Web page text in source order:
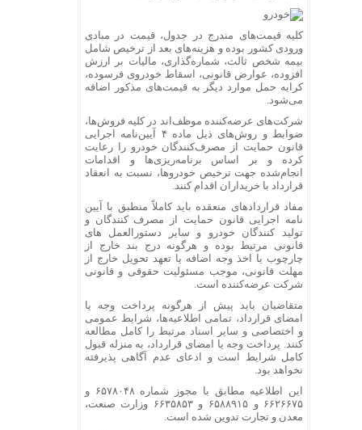
کلیه قیمت‌های مندرج در جدول، قیمت در مبادی
ورودی کشور بوده و هزینه‌های بعد از ترخیص شامل
بیمه شخص ثالث، شماره‌گذاری، مالیات بر ارزش
افزوده، عوارض قانونی، اسقاط خودروی فرسوده،
کرایه حمل موارد دیگر به قیمت‌های مذکور اضافه
می‌شود.
شرکت‌های عرضه‌کننده موظف‌اند در کلیه فروش‌ها،
ضوابط و روش‌های ذیل ماده ۴ آیین‌نامه اجرایی
قانون حمایت از مصرف‌کنندگان خودرو را رعایت
کرده و بر اساس برنامه‌ریزی‌ها و اقدامات
انجام‌شده جهت ترخیص خودروها، نسبت به انعقاد
قرارداد با خریداران اقدام کنند.
مفاد قراردادهای منعقده باید کاملاً منطبق با آیین
نامه اجرایی قانون حمایت از مصرف کنندگان و
تولید کنندگان خودرو و سایر دستورالعمل های
قانونی مرتبط بوده و هرگونه درج بند خارج از
چارچوب یا اخذ وجه اضافه یا تعهد تحویل خارج از
مهلت قانونی، موجب مسئولیت حقوقی و قانونی
شرکت عرضه‌کننده است.
متقاضیان باید پیش از هرگونه پرداخت وجه یا
امضای قرارداد، تمامی اطلاعیه‌ها، شرایط عمومی
و اختصاصی و سایر اسناد مرتبط را کامل مطالعه
کنند. پرداخت وجه یا امضای قرارداد، به منزله قبول
کامل شرایط است و ادعای عدم آگاهی پذیرفته
نخواهد بود.
این اطلاعیه مطابق با مجوز شماره ۶۵۷۸۰۴۸ و
۶۶۲۶۶۷۵ و ۶۵۸۸۹۱۵ و ۶۶۳۵۸۵۳ وزارت صنعت،
معدن و تجارت تدوین شده است.